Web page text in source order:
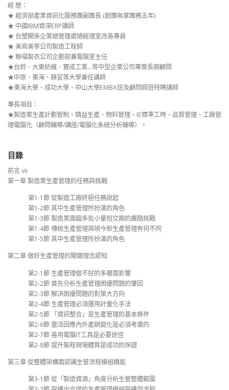
經 歷：
★ 經濟部產業資訊化服務團副團長 (創團執掌團務五年)
★ 中國IBM資深ERP講師
★ 台塑關係企業總管理處總經理室改善專員
★ 美商美寧公司製造工程師
★ 聯福製衣公司企劃部兼電腦室主任
★台鈴、大東紡織、寶成工業…等中型企業公司專案長期顧問
★中原、東海、靜宜等大學兼任講師
★東海大學、成功大學、中山大學EMBA班及顧問師班特聘講師
專長項目：
★製造業生產計劃管制、精益生產、物料管理、IE標準工時、品質管理、工廠管
理電腦化（顧問輔導/講座/電腦化系統分析輔導）。
目錄
前言 vii
第一章 製造業生產管理的任務與挑戰
第1-1節 從製造工廠終極任務說起
第1-2節 其中生產管理所扮演的角色
第1-3節 製造業面臨多批小量短交期的嚴酷挑戰
第1-4節 傳統生產管理與現今新生產管理有何不同
第1-5節 其中生產管理所扮演的角色
第二章 做好生產管理的關鍵理念認知
第2-1節 生產管理做不好的多層面影響
第2-2節 首先分析生產管理困擾問題的肇因
第2-3節 解決困擾問題的對策大方向
第2-4節 生產管理必須運用計量化手法
第2-5節 「資訊整合」是生產管理的基本條件
第2-6節 靈活因應內外產銷變化是必須考慮的
第2-7節 善用電腦IT工具是必要途徑
第2-8節 提升製程現場體質是成功的保證
第三章 從整體架構面認識生管流程模組機能
第3-1節 從「製造資源」角度分析生管整體範圍